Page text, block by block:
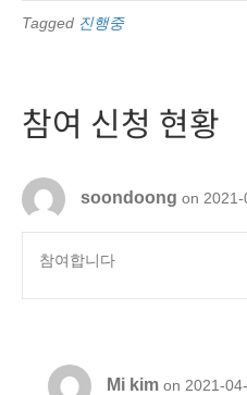
Tagged 진행중
참여 신청 현황
soondoong on
참여합니다
Mi kim on 2021-